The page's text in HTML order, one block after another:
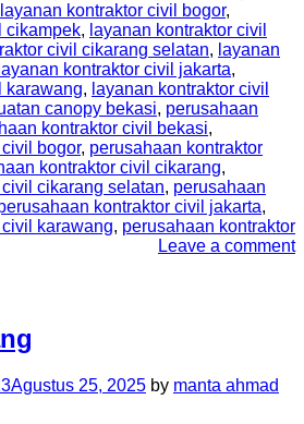
layanan kontraktor civil bogor,
cikampek, layanan kontraktor civil
civil cikarang selatan, layanan
layanan kontraktor civil jakarta,
karawang, layanan kontraktor civil
canopy bekasi, perusahaan
kontraktor civil bekasi,
bogor, perusahaan kontraktor
kontraktor civil cikarang,
cikarang selatan, perusahaan
kontraktor civil jakarta,
karawang, perusahaan kontraktor
Leave a comment
Agustus 25, 2025 by manta ahmad